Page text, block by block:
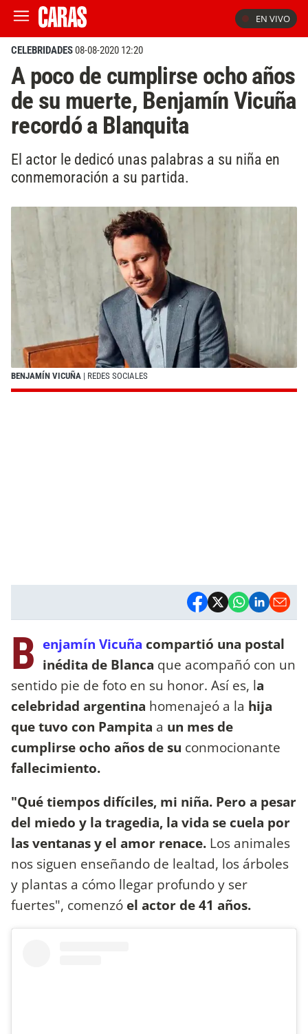
EN VIVO
CELEBRIDADES08-08-2020 12:20
A poco de cumplirse ocho años
de su muerte, Benjamín Vicuña
recordó a Blanquita
El actor le dedicó unas palabras a su niña en
conmemoración a su partida.
BENJAMÍN VICUÑA | REDES SOCIALES
B enjamín Vicuña compartió una postal
inédita de Blanca que acompañó con un
sentido pie de foto en su honor. Así es, la
celebridad argentina homenajeó a la hija
que tuvo con Pampita a un mes de
cumplirse ocho años de su conmocionante
fallecimiento.
"Qué tiempos difíciles, mi niña. Pero a pesar
del miedo y la tragedia, la vida se cuela por
las ventanas y el amor renace. Los animales
nos siguen enseñando de lealtad, los árboles
y plantas a cómo llegar profundo y ser
fuertes", comenzó el actor de 41 años.